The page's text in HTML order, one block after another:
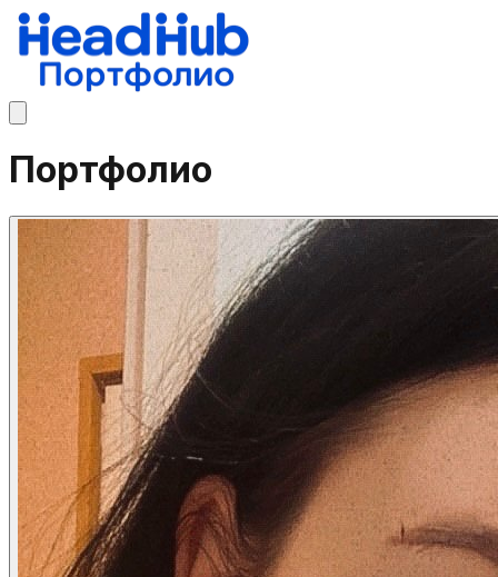
Портфолио